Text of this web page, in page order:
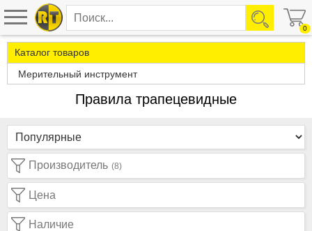
0
Каталог товаров
Мерительный инструмент
Правила трапецевидные
Производитель (8)
Цена
Наличие